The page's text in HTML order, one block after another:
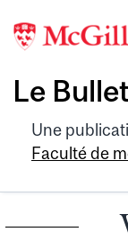
Le
Une
Faculté de